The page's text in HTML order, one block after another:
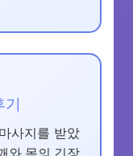
사지를 받았